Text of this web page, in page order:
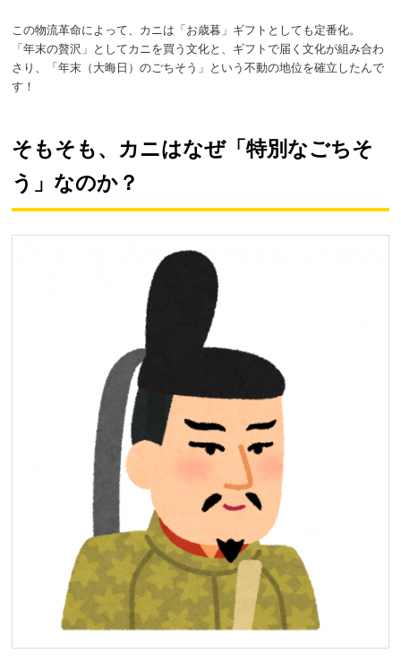
この物流革命によって、カニは「お歳暮」ギフトとしても定番化。
「年末の贅沢」としてカニを買う文化と、ギフトで届く文化が組み合わ
さり、「年末（大晦日）のごちそう」という不動の地位を確立したんで
す！
そもそも、カニはなぜ「特別なごちそ
う」なのか？